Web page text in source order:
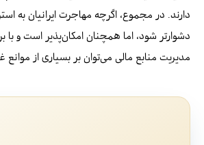
دارند. در مجموع، اگرچه مهاجرت ایرانیان به
دشوارتر شود، اما همچنان امکان‌پذیر است و با
مدیریت منابع مالی می‌توان بر بسیاری از موانع